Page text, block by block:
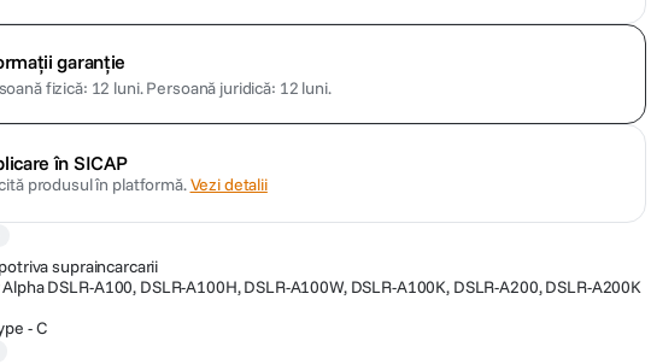
garanție
fizică: 12 luni.Persoană juridică: 12 luni.
în SICAP
produsul în platformă.Vezi detalii
supraincarcarii
DSLR-A100, DSLR-A100H, DSLR-A100W, DSLR-A100K, DSLR-A200, DSLR-A200K
- C